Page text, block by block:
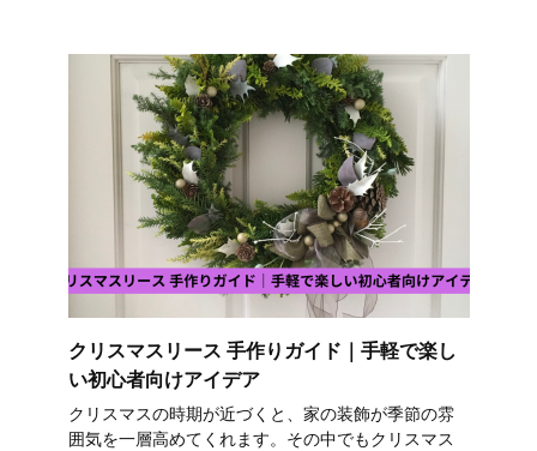
クリスマスリース 手作りガイド｜手軽で楽し
い初心者向けアイデア
クリスマスの時期が近づくと、家の装飾が季節の雰
囲気を一層高めてくれます。その中でもクリスマス